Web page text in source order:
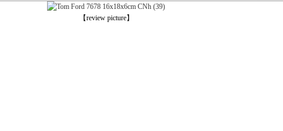
【review picture】
上一张